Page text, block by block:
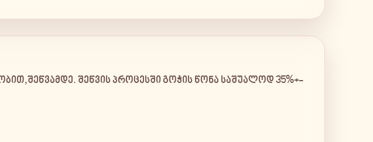
შეწვამდე. შეწვის პროცესში გოჭის წონა საშუალოდ 35%+-